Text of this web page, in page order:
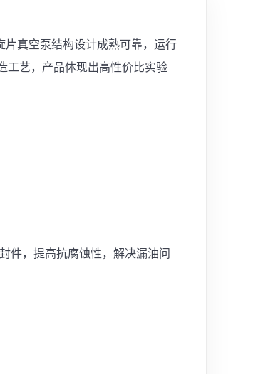
片真空泵结构设计成熟可靠，运行
工艺，产品体现出高性价比实验
件，提高抗腐蚀性，解决漏油问